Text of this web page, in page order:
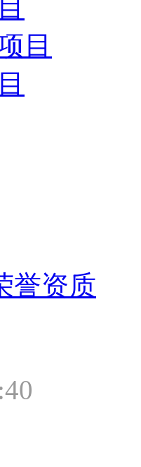
目
誉资质